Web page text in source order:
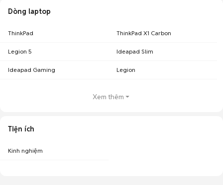
Dòng laptop
ThinkPad ThinkPad X1 Carbon
Legion 5 Ideapad Slim
Ideapad Gaming Legion
Xem thêm
Tiện ích
Kinh nghiệm